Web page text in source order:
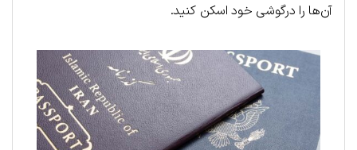
آن‌ها را درگوشی خود اسکن کنید.